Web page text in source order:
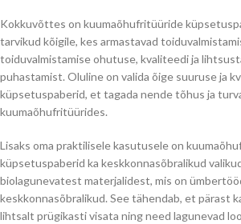
Kokkuvõttes on kuumaõhufritüüride
tarvikud kõigile, kes armastavad
toiduvalmistamise ohutuse, kvaliteedi ja
puhastamist. Oluline on valida õige suuruse ja
küpsetuspaberid, et tagada nende tõhus ja
kuumaõhufritüürides.
Lisaks oma praktilisele kasutusele on
küpsetuspaberid ka keskkonnasõbralikud
biolagunevatest materjalidest, mis on
keskkonnasõbralikud. See tähendab, et pärast
lihtsalt prügikasti visata ning need lagunevad